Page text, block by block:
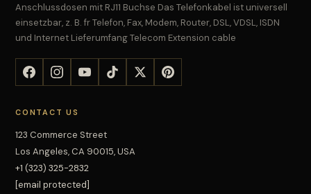
Anschlussdosen mit RJ11 Buchse Das Telefonkabel ist universell
einsetzbar, z. B. fr Telefon, Fax, Modem, Router, DSL, VDSL, ISDN
und Internet Lieferumfang Telecom Extension cable
CONTACT US
123 Commerce Street
Los Angeles, CA 90015, USA
+1 (323) 325-2832
[email protected]